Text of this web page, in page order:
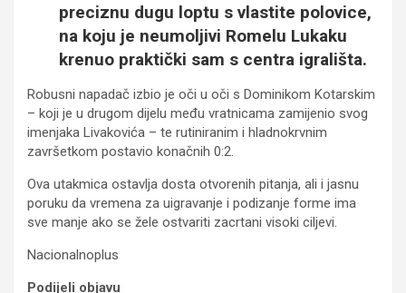
preciznu dugu loptu s vlastite polovice,
na koju je neumoljivi Romelu Lukaku
krenuo praktički sam s centra igrališta.
Robusni napadač izbio je oči u oči s Dominikom Kotarskim
– koji je u drugom dijelu među vratnicama zamijenio svog
imenjaka Livakovića – te rutiniranim i hladnokrvnim
završetkom postavio konačnih 0:2.
Ova utakmica ostavlja dosta otvorenih pitanja, ali i jasnu
poruku da vremena za uigravanje i podizanje forme ima
sve manje ako se žele ostvariti zacrtani visoki ciljevi.
Nacionalnoplus
Podijeli objavu